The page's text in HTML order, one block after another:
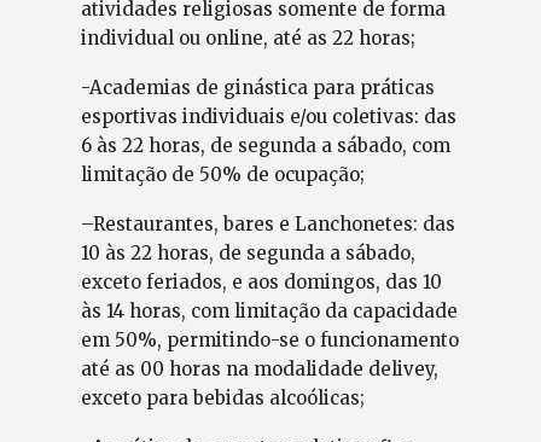
atividades religiosas somente de forma
individual ou online, até as 22 horas;
-Academias de ginástica para práticas
esportivas individuais e/ou coletivas: das
6 às 22 horas, de segunda a sábado, com
limitação de 50% de ocupação;
–Restaurantes, bares e Lanchonetes: das
10 às 22 horas, de segunda a sábado,
exceto feriados, e aos domingos, das 10
às 14 horas, com limitação da capacidade
em 50%, permitindo-se o funcionamento
até as 00 horas na modalidade delivey,
exceto para bebidas alcoólicas;